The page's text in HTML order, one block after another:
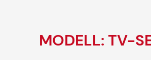
MODELL: TV-